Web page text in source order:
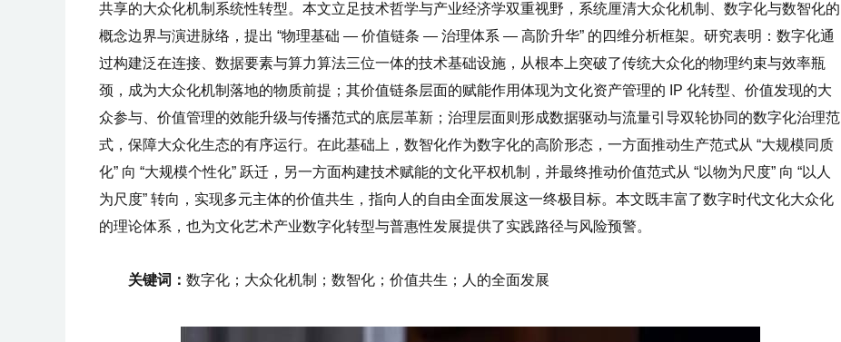
共享的大众化机制系统性转型。本文立足技术哲学与产业经济学双重视野，系统厘清大众化机制、数字化与数智化的
概念边界与演进脉络，提出 “物理基础 — 价值链条 — 治理体系 — 高阶升华” 的四维分析框架。研究表明：数字化通
过构建泛在连接、数据要素与算力算法三位一体的技术基础设施，从根本上突破了传统大众化的物理约束与效率瓶
颈，成为大众化机制落地的物质前提；其价值链条层面的赋能作用体现为文化资产管理的 IP 化转型、价值发现的大
众参与、价值管理的效能升级与传播范式的底层革新；治理层面则形成数据驱动与流量引导双轮协同的数字化治理范
式，保障大众化生态的有序运行。在此基础上，数智化作为数字化的高阶形态，一方面推动生产范式从 “大规模同质
化” 向 “大规模个性化” 跃迁，另一方面构建技术赋能的文化平权机制，并最终推动价值范式从 “以物为尺度” 向 “以人
为尺度” 转向，实现多元主体的价值共生，指向人的自由全面发展这一终极目标。本文既丰富了数字时代文化大众化
的理论体系，也为文化艺术产业数字化转型与普惠性发展提供了实践路径与风险预警。
关键词： 数字化；大众化机制；数智化；价值共生；人的全面发展